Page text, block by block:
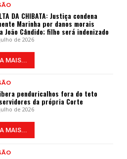
DA CHIBATA: Justiça condena
Marinha por danos morais
João Cândido; filho será indenizado
de 2026
MAIS...
penduricalhos fora do teto
da própria Corte
de 2026
MAIS...